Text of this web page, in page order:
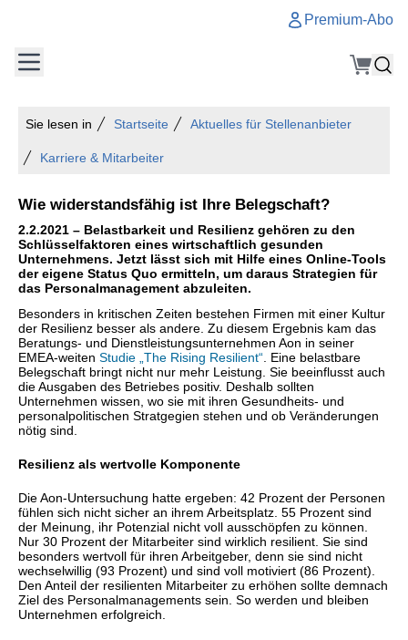
Premium-Abo
Sie lesen in Startseite Aktuelles für Stellenanbieter
Karriere & Mitarbeiter
Wie widerstandsfähig ist Ihre Belegschaft?
2.2.2021 – Belastbarkeit und Resilienz gehören zu den
Schlüsselfaktoren eines wirtschaftlich gesunden
Unternehmens. Jetzt lässt sich mit Hilfe eines Online-Tools
der eigene Status Quo ermitteln, um daraus Strategien für
das Personalmanagement abzuleiten.
Besonders in kritischen Zeiten bestehen Firmen mit einer Kultur
der Resilienz besser als andere. Zu diesem Ergebnis kam das
Beratungs- und Dienstleistungsunternehmen Aon in seiner
EMEA-weiten Studie „The Rising Resilient“ . Eine belastbare
Belegschaft bringt nicht nur mehr Leistung. Sie beeinflusst auch
die Ausgaben des Betriebes positiv. Deshalb sollten
Unternehmen wissen, wo sie mit ihren Gesundheits- und
personalpolitischen Stratgegien stehen und ob Veränderungen
nötig sind.
Resilienz als wertvolle Komponente
Die Aon-Untersuchung hatte ergeben: 42 Prozent der Personen
fühlen sich nicht sicher an ihrem Arbeitsplatz. 55 Prozent sind
der Meinung, ihr Potenzial nicht voll ausschöpfen zu können.
Nur 30 Prozent der Mitarbeiter sind wirklich resilient. Sie sind
besonders wertvoll für ihren Arbeitgeber, denn sie sind nicht
wechselwillig (93 Prozent) und sind voll motiviert (86 Prozent).
Den Anteil der resilienten Mitarbeiter zu erhöhen sollte demnach
Ziel des Personalmanagements sein. So werden und bleiben
Unternehmen erfolgreich.